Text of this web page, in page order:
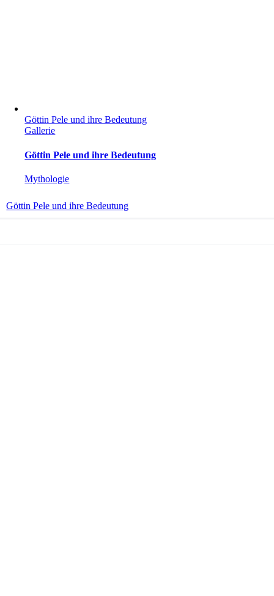
Göttin Pele und ihre Bedeutung
Gallerie
Göttin Pele und ihre Bedeutung
Mythologie
Göttin Pele und ihre Bedeutung